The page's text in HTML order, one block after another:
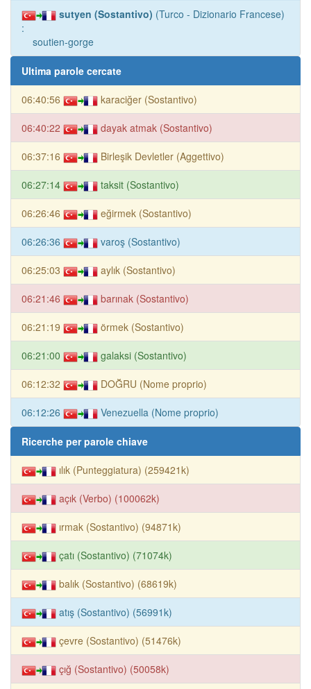
sutyen (Sostantivo) (Turco - Dizionario Francese)
:
soutien-gorge
Ultima parole cercate
06:40:56 karaciğer (Sostantivo)
06:40:22 dayak atmak (Sostantivo)
06:37:16 Birleşik Devletler (Aggettivo)
06:27:14 taksit (Sostantivo)
06:26:46 eğirmek (Sostantivo)
06:26:36 varoş (Sostantivo)
06:25:03 aylık (Sostantivo)
06:21:46 barınak (Sostantivo)
06:21:19 örmek (Sostantivo)
06:21:00 galaksi (Sostantivo)
06:12:32 DOĞRU (Nome proprio)
06:12:26 Venezuella (Nome proprio)
Ricerche per parole chiave
ılık (Punteggiatura) (259421k)
açık (Verbo) (100062k)
ırmak (Sostantivo) (94871k)
çatı (Sostantivo) (71074k)
balık (Sostantivo) (68619k)
atış (Sostantivo) (56991k)
çevre (Sostantivo) (51476k)
çığ (Sostantivo) (50058k)